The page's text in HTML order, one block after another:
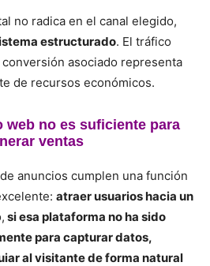
no radica en el canal elegido,
estructurado. El tráfico
asociado representa
de recursos económicos.
web no es suficiente para
ventas
anuncios cumplen una función
atraer usuarios hacia un
si esa plataforma no ha sido
para capturar datos,
al visitante de forma natural